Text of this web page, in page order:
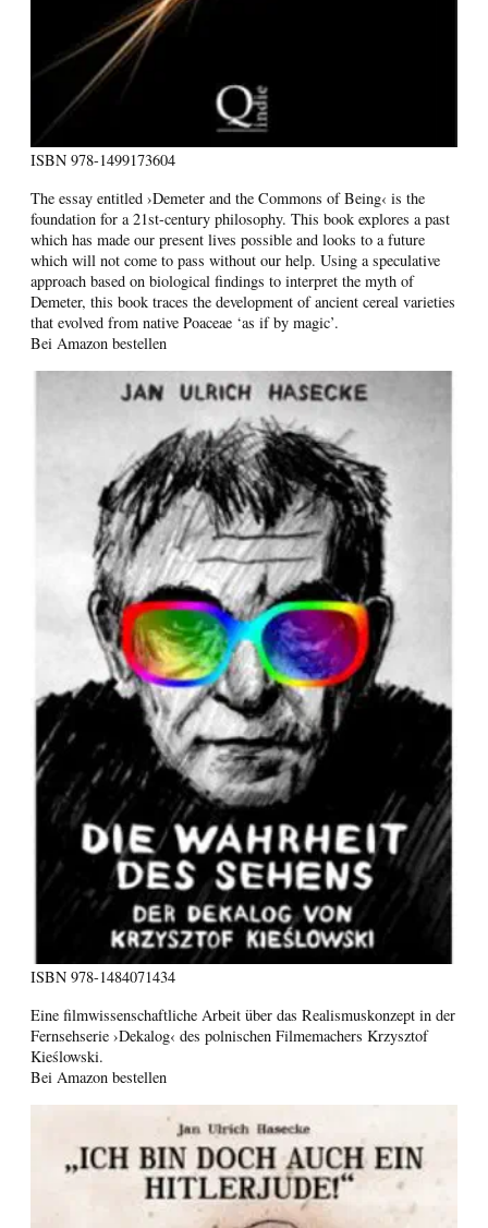
ISBN 978-1499173604
The essay entitled ›Demeter and the Commons of Being‹ is the
foundation for a 21st-century philosophy. This book explores a past
which has made our present lives possible and looks to a future
which will not come to pass without our help. Using a speculative
approach based on biological findings to interpret the myth of
Demeter, this book traces the development of ancient cereal varieties
that evolved from native Poaceae ‘as if by magic’.
Bei Amazon bestellen
ISBN 978-1484071434
Eine filmwissenschaftliche Arbeit über das Realismuskonzept in der
Fernsehserie ›Dekalog‹ des polnischen Filmemachers Krzysztof
Kieślowski.
Bei Amazon bestellen